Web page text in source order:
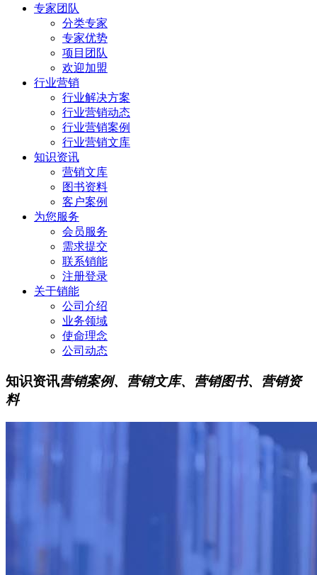
专家团队
分类专家
专家优势
项目团队
欢迎加盟
行业营销
行业解决方案
行业营销动态
行业营销案例
行业营销文库
知识资讯
营销文库
图书资料
客户案例
为您服务
会员服务
需求提交
联系销能
注册登录
关于销能
公司介绍
业务领域
使命理念
公司动态
知识资讯营销案例、营销文库、营销图书、营销资
料